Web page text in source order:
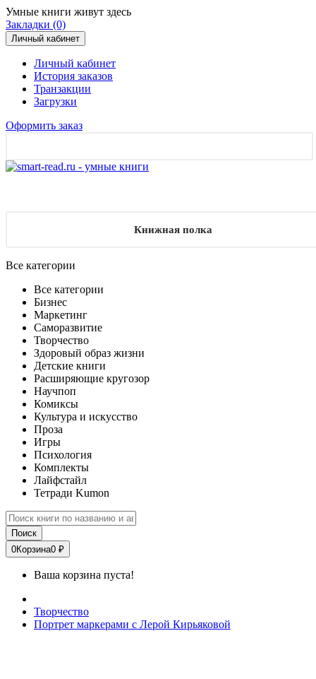
Умные книги живут здесь
Закладки (0)
Личный кабинет
Личный кабинет
История заказов
Транзакции
Загрузки
Оформить заказ
Книжная полка
Все категории
Все категории
Бизнес
Маркетинг
Саморазвитие
Творчество
Здоровый образ жизни
Детские книги
Расширяющие кругозор
Научпоп
Комиксы
Культура и искусство
Проза
Игры
Психология
Комплекты
Лайфстайл
Тетради Kumon
Поиск
0Корзина0 ₽
Ваша корзина пуста!
Творчество
Портрет маркерами с Лерой Кирьяковой